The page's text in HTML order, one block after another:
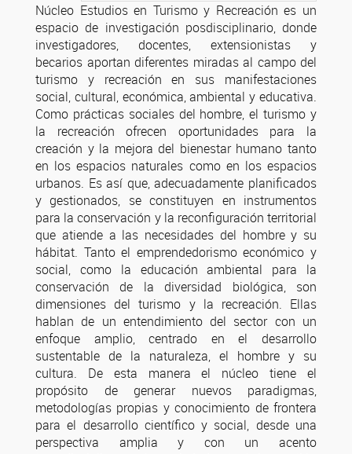
Núcleo Estudios en Turismo y Recreación es un
espacio de investigación posdisciplinario, donde
investigadores, docentes, extensionistas y
becarios aportan diferentes miradas al campo del
turismo y recreación en sus manifestaciones
social, cultural, económica, ambiental y educativa.
Como prácticas sociales del hombre, el turismo y
la recreación ofrecen oportunidades para la
creación y la mejora del bienestar humano tanto
en los espacios naturales como en los espacios
urbanos. Es así que, adecuadamente planificados
y gestionados, se constituyen en instrumentos
para la conservación y la reconfiguración territorial
que atiende a las necesidades del hombre y su
hábitat. Tanto el emprendedorismo económico y
social, como la educación ambiental para la
conservación de la diversidad biológica, son
dimensiones del turismo y la recreación. Ellas
hablan de un entendimiento del sector con un
enfoque amplio, centrado en el desarrollo
sustentable de la naturaleza, el hombre y su
cultura. De esta manera el núcleo tiene el
propósito de generar nuevos paradigmas,
metodologías propias y conocimiento de frontera
para el desarrollo científico y social, desde una
perspectiva amplia y con un acento